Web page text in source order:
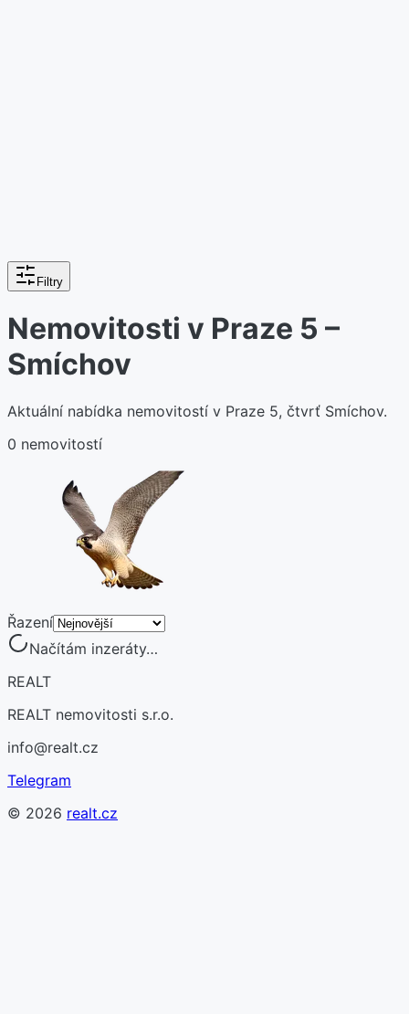
Filtry
Nemovitosti v Praze 5 –
Smíchov
Aktuální nabídka nemovitostí v Praze 5, čtvrť Smíchov.
0 nemovitostí
Řazení
Načítám inzeráty…
REALT
REALT nemovitosti s.r.o.
info@realt.cz
Telegram
© 2026 realt.cz